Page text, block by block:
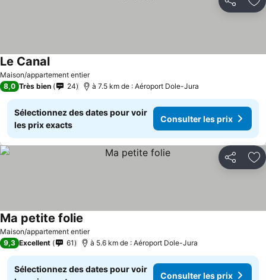
Partager
Maison/appartement entier
Le Canal
8,0 Très bien 24 à 7.5 km de : Aéroport Dole-Jura
Sélectionnez des dates pour voir
les prix exacts
Consulter les prix
Partager
Maison/appartement entier
Ma petite folie
9,3 Excellent 61 à 5.6 km de : Aéroport Dole-Jura
Sélectionnez des dates pour voir
Consulter les prix